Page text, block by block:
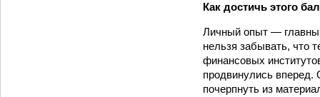
Как достичь этого
Личный опыт —
нельзя забывать, что
финансовых
продвинулись
почерпнуть из